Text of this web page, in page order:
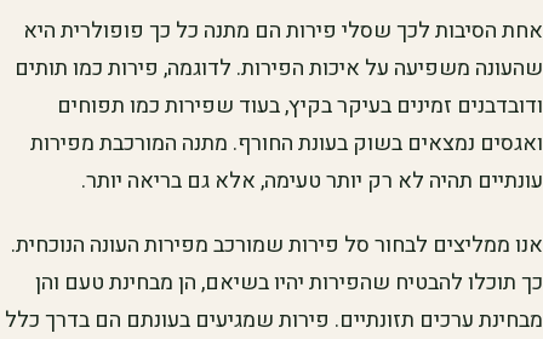
אחת הסיבות לכך שסלי פירות הם מתנה כל כך פופולרית היא
שהעונה משפיעה על איכות הפירות. לדוגמה, פירות כמו תותים
ודובדבנים זמינים בעיקר בקיץ, בעוד שפירות כמו תפוחים
ואגסים נמצאים בשוק בעונת החורף. מתנה המורכבת מפירות
עונתיים תהיה לא רק יותר טעימה, אלא גם בריאה יותר.
אנו ממליצים לבחור סל פירות שמורכב מפירות העונה הנוכחית.
כך תוכלו להבטיח שהפירות יהיו בשיאם, הן מבחינת טעם והן
מבחינת ערכים תזונתיים. פירות שמגיעים בעונתם הם בדרך כלל